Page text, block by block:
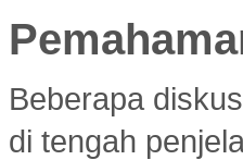
Beberapa
di tengah